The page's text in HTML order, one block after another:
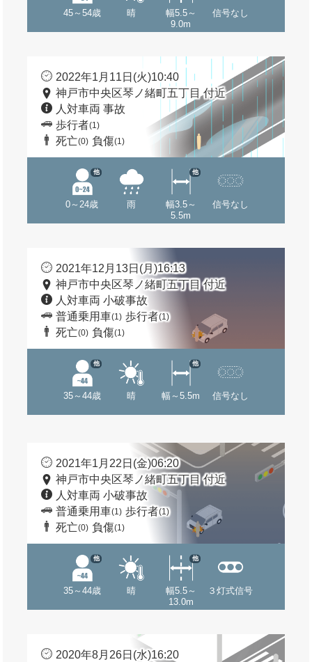
45～54歳 晴
幅5.5～
9.0m
信号なし
2022年1月11日(火)10:40
神戸市中央区琴ノ緒町五丁目 付近
人対車両 事故
歩行者(1)
死亡(0) 負傷(1)
0～24歳
他
雨
幅3.5～
5.5m
他
信号なし
2021年12月13日(月)16:13
神戸市中央区琴ノ緒町五丁目 付近
人対車両 小破事故
普通乗用車(1) 歩行者(1)
死亡(0) 負傷(1)
35～44歳
他
晴 幅～5.5m
他
信号なし
2021年1月22日(金)06:20
神戸市中央区琴ノ緒町五丁目 付近
人対車両 小破事故
普通乗用車(1) 歩行者(1)
死亡(0) 負傷(1)
35～44歳
他
晴
幅5.5～
13.0m
他
３灯式信号
2020年8月26日(水)16:20